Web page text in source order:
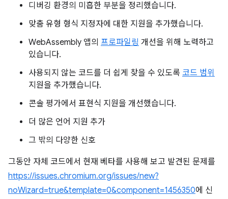
디버깅 환경의 미흡한 부분을 정리했습니다.
맞춤 유형 형식 지정자에 대한 지원을 추가했습니다.
WebAssembly 앱의 프로파일링 개선을 위해 노력하고
있습니다.
사용되지 않는 코드를 더 쉽게 찾을 수 있도록 코드 범위
지원을 추가했습니다.
콘솔 평가에서 표현식 지원을 개선했습니다.
더 많은 언어 지원 추가
그 밖의 다양한 신호
그동안 자체 코드에서 현재 베타를 사용해 보고 발견된 문제를
https://issues.chromium.org/issues/new?
noWizard=true&template=0&component=1456350에 신